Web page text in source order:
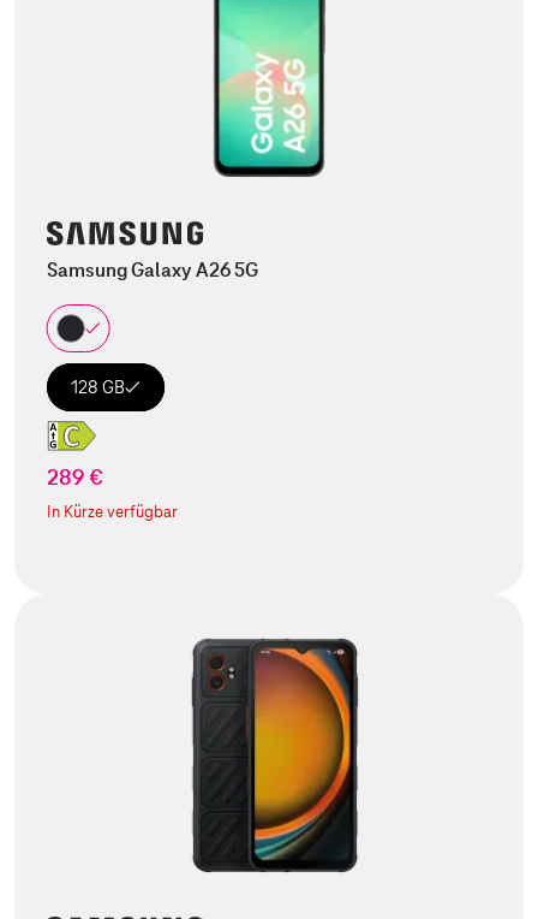
Samsung Galaxy A26 5G
128 GB
289 €
In Kürze verfügbar